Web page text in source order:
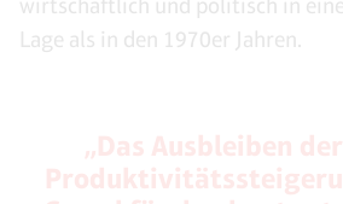
wirtschaftlich und politisch in
Lage als in den 1970er Jahren.